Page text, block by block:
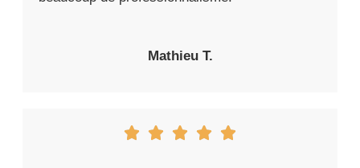
Mathieu T.